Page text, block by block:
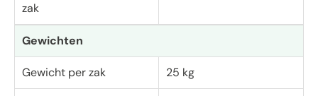
zak
Gewichten
Gewicht per zak 25 kg